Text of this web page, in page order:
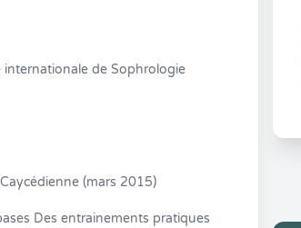
internationale de Sophrologie
(mars 2015)
Des entrainements pratiques